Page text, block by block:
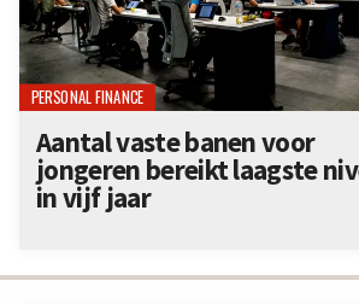
PERSONAL FINANCE
Aantal vaste banen voor
jongeren bereikt laagste
in vijf jaar